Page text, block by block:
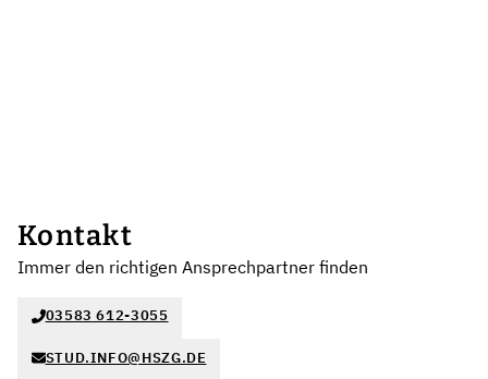
Kontakt
Immer den richtigen Ansprechpartner finden
03583 612-3055
STUD.INFO@HSZG.DE